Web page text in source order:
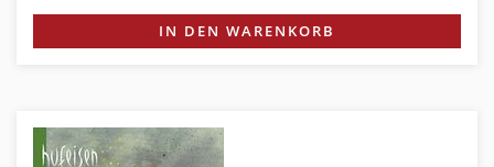
IN DEN WARENKORB